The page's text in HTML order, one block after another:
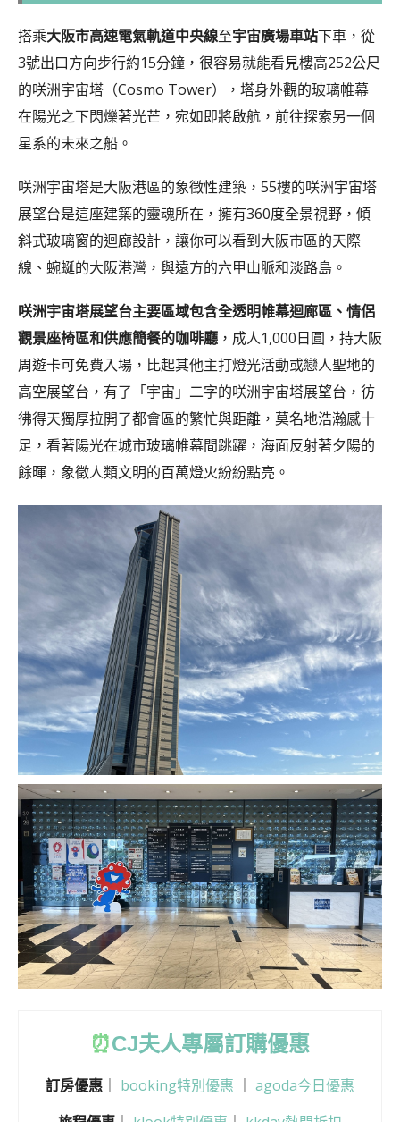
搭乘大阪市高速電氣軌道中央線至宇宙廣場車站下車，從
3號出口方向步行約15分鐘，很容易就能看見樓高252公尺
的咲洲宇宙塔（Cosmo Tower），塔身外觀的玻璃帷幕
在陽光之下閃爍著光芒，宛如即將啟航，前往探索另一個
星系的未來之船。
咲洲宇宙塔是大阪港區的象徵性建築，55樓的咲洲宇宙塔
展望台是這座建築的靈魂所在，擁有360度全景視野，傾
斜式玻璃窗的迴廊設計，讓你可以看到大阪市區的天際
線、蜿蜒的大阪港灣，與遠方的六甲山脈和淡路島。
咲洲宇宙塔展望台主要區域包含全透明帷幕迴廊區、情侶
觀景座椅區和供應簡餐的咖啡廳 ，成人1,000日圓，持大阪
周遊卡可免費入場，比起其他主打燈光活動或戀人聖地的
高空展望台，有了「宇宙」二字的咲洲宇宙塔展望台，彷
彿得天獨厚拉開了都會區的繁忙與距離，莫名地浩瀚感十
足，看著陽光在城市玻璃帷幕間跳躍，海面反射著夕陽的
餘暉，象徵人類文明的百萬燈火紛紛點亮。
⏰CJ夫人專屬訂購優惠
訂房優惠 ｜ booking特別優惠 ｜ agoda今日優惠